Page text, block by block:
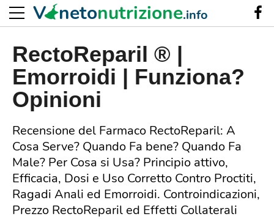
RectoReparil ® |
Emorroidi | Funziona?
Opinioni
Recensione del Farmaco RectoReparil: A
Cosa Serve? Quando Fa bene? Quando Fa
Male? Per Cosa si Usa? Principio attivo,
Efficacia, Dosi e Uso Corretto Contro Proctiti,
Ragadi Anali ed Emorroidi. Controindicazioni,
Prezzo RectoReparil ed Effetti Collaterali
V netonutrizione.info